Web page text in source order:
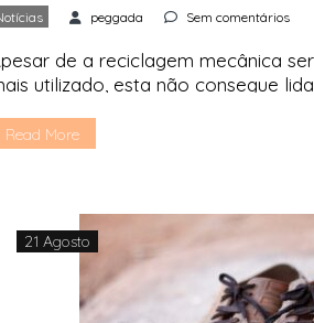
peggada Sem comentários
de a reciclagem mecânica
utilizado, esta não consegue
estes resíduos, podendo
a maioria dos têxteis pós-
o […]
Read More
21 Agosto